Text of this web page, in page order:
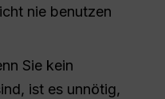
nie benutzen
Sie kein
ist es unnötig,